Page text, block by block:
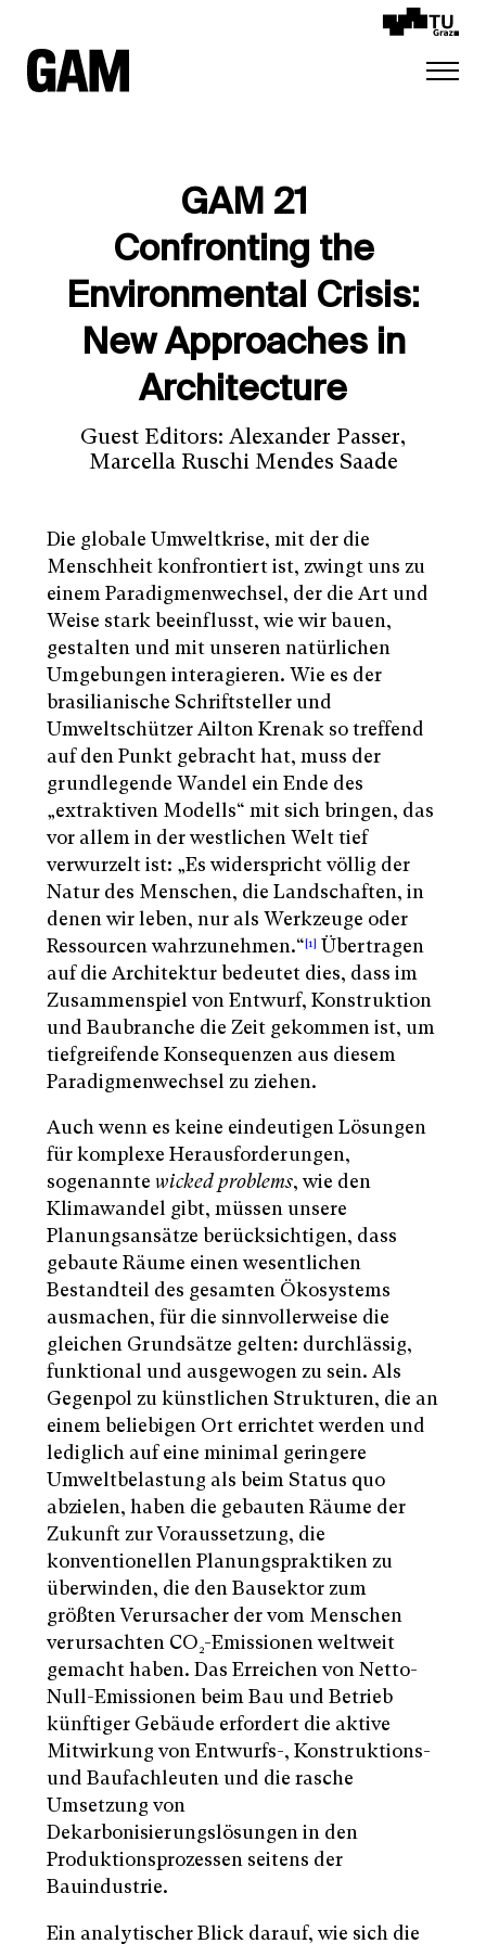
GAM 21
Confronting the
Environmental Crisis:
New Approaches in
Architecture
Guest Editors: Alexander Passer,
Marcella Ruschi Mendes Saade
Die globale Umweltkrise, mit der die
Menschheit konfrontiert ist, zwingt uns zu
einem Paradigmenwechsel, der die Art und
Weise stark beeinflusst, wie wir bauen,
gestalten und mit unseren natürlichen
Umgebungen interagieren. Wie es der
brasilianische Schriftsteller und
Umweltschützer Ailton Krenak so treffend
auf den Punkt gebracht hat, muss der
grundlegende Wandel ein Ende des
„extraktiven Modells“ mit sich bringen, das
vor allem in der westlichen Welt tief
verwurzelt ist: „Es widerspricht völlig der
Natur des Menschen, die Landschaften, in
denen wir leben, nur als Werkzeuge oder
Ressourcen wahrzunehmen.“[1] Übertragen
auf die Architektur bedeutet dies, dass im
Zusammenspiel von Entwurf, Konstruktion
und Baubranche die Zeit gekommen ist, um
tiefgreifende Konsequenzen aus diesem
Paradigmenwechsel zu ziehen.
Auch wenn es keine eindeutigen Lösungen
für komplexe Herausforderungen,
sogenannte wicked problems, wie den
Klimawandel gibt, müssen unsere
Planungsansätze berücksichtigen, dass
gebaute Räume einen wesentlichen
Bestandteil des gesamten Ökosystems
ausmachen, für die sinnvollerweise die
gleichen Grundsätze gelten: durchlässig,
funktional und ausgewogen zu sein. Als
Gegenpol zu künstlichen Strukturen, die an
einem beliebigen Ort errichtet werden und
lediglich auf eine minimal geringere
Umweltbelastung als beim Status quo
abzielen, haben die gebauten Räume der
Zukunft zur Voraussetzung, die
konventionellen Planungspraktiken zu
überwinden, die den Bausektor zum
größten Verursacher der vom Menschen
verursachten CO2-Emissionen weltweit
gemacht haben. Das Erreichen von Netto-
Null-Emissionen beim Bau und Betrieb
künftiger Gebäude erfordert die aktive
Mitwirkung von Entwurfs-, Konstruktions-
und Baufachleuten und die rasche
Umsetzung von
Dekarbonisierungslösungen in den
Produktionsprozessen seitens der
Bauindustrie.
Ein analytischer Blick darauf, wie sich die